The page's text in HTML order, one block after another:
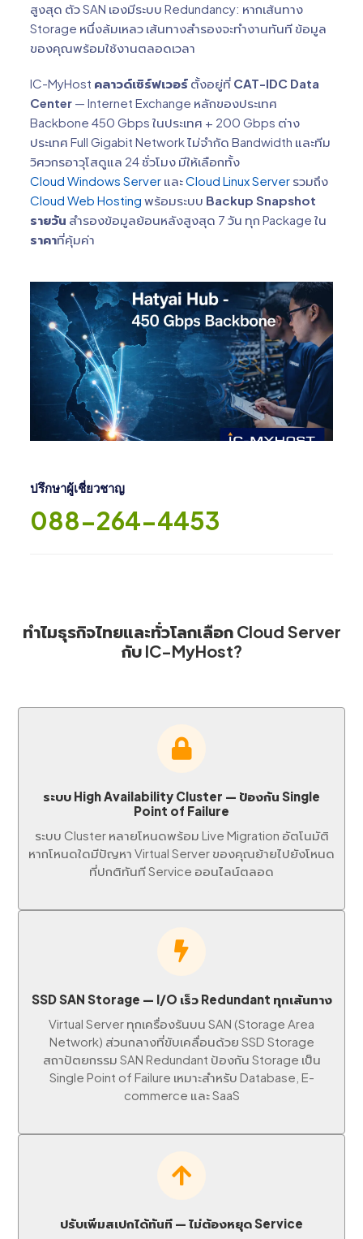
สูงสุด ตัว SAN เองมีระบบ Redundancy: หากเส้นทาง
Storage หนึ่งล้มเหลว เส้นทางสำรองจะทำงานทันที ข้อมูล
ของคุณพร้อมใช้งานตลอดเวลา
IC-MyHost คลาวด์เซิร์ฟเวอร์ ตั้งอยู่ที่ CAT-IDC Data
Center — Internet Exchange หลักของประเทศ
Backbone 450 Gbps ในประเทศ + 200 Gbps ต่าง
ประเทศ Full Gigabit Network ไม่จำกัด Bandwidth และทีม
วิศวกรอาวุโสดูแล 24 ชั่วโมง มีให้เลือกทั้ง
Cloud Windows Server และCloud Linux Server รวมถึง
Cloud Web Hosting พร้อมระบบ Backup Snapshot
รายวัน สำรองข้อมูลย้อนหลังสูงสุด 7 วัน ทุก Package ใน
ราคาที่คุ้มค่า
ปรึกษาผู้เชี่ยวชาญ
088-264-4453
ทำไมธุรกิจไทยและทั่วโลกเลือก Cloud Server
กับ IC-MyHost?
ระบบ High Availability Cluster — ป้องกัน Single
Point of Failure
ระบบ Cluster หลายโหนดพร้อม Live Migration อัตโนมัติ
หากโหนดใดมีปัญหา Virtual Server ของคุณย้ายไปยังโหนด
ที่ปกติทันที Service ออนไลน์ตลอด
SSD SAN Storage — I/O เร็ว Redundant ทุกเส้นทาง
Virtual Server ทุกเครื่องรันบน SAN (Storage Area
Network) ส่วนกลางที่ขับเคลื่อนด้วย SSD Storage
สถาปัตยกรรม SAN Redundant ป้องกัน Storage เป็น
Single Point of Failure เหมาะสำหรับ Database, E-
commerce และ SaaS
ปรับเพิ่มสเปกได้ทันที — ไม่ต้องหยุด Service